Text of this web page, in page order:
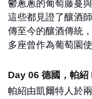
鬱蔥蔥的葡萄藤蔓
這些都見證了釀酒
傳至今的釀酒傳統
多座曾作為葡萄園
Day 06 德國，帕紹
帕紹由凱爾特人於